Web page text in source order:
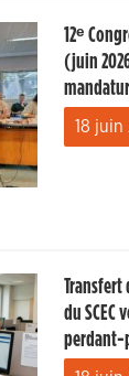
12ᵉ
(juin
18 juin
du SCEC
perdant-